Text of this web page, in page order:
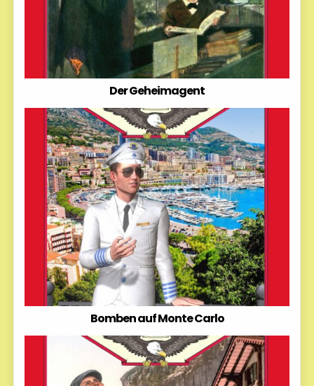
Der Geheimagent
Bomben auf Monte Carlo